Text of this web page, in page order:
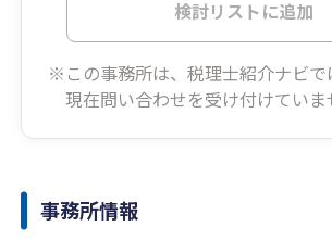
検討リストに追加
※この事務所は、税理士紹介ナビで
現在問い合わせを受け付けていま
事務所情報